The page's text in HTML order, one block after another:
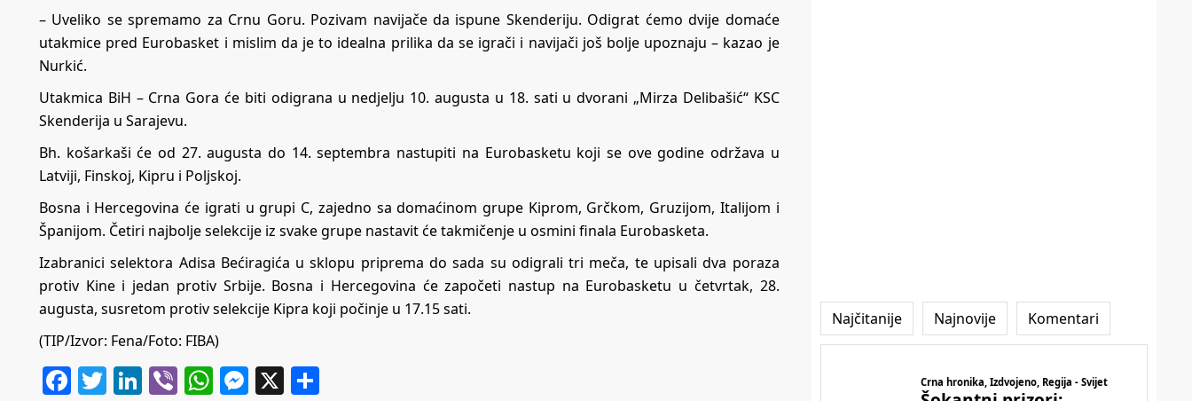
– Uveliko se spremamo za Crnu Goru. Pozivam navijače da ispune Skenderiju. Odigrat ćemo dvije domaće
utakmice pred Eurobasket i mislim da je to idealna prilika da se igrači i navijači još bolje upoznaju – kazao je
Nurkić.
Utakmica BiH – Crna Gora će biti odigrana u nedjelju 10. augusta u 18. sati u dvorani „Mirza Delibašić“ KSC
Skenderija u Sarajevu.
Bh. košarkaši će od 27. augusta do 14. septembra nastupiti na Eurobasketu koji se ove godine održava u
Latviji, Finskoj, Kipru i Poljskoj.
Bosna i Hercegovina će igrati u grupi C, zajedno sa domaćinom grupe Kiprom, Grčkom, Gruzijom, Italijom i
Španijom. Četiri najbolje selekcije iz svake grupe nastavit će takmičenje u osmini finala Eurobasketa.
Izabranici selektora Adisa Bećiragića u sklopu priprema do sada su odigrali tri meča, te upisali dva poraza
protiv Kine i jedan protiv Srbije. Bosna i Hercegovina će započeti nastup na Eurobasketu u četvrtak, 28.
augusta, susretom protiv selekcije Kipra koji počinje u 17.15 sati.
(TIP/Izvor: Fena/Foto: FIBA)
Facebook
Twitter
LinkedIn
ViberWhatsApp
Messenger
X
Najčitanije Najnovije Komentari